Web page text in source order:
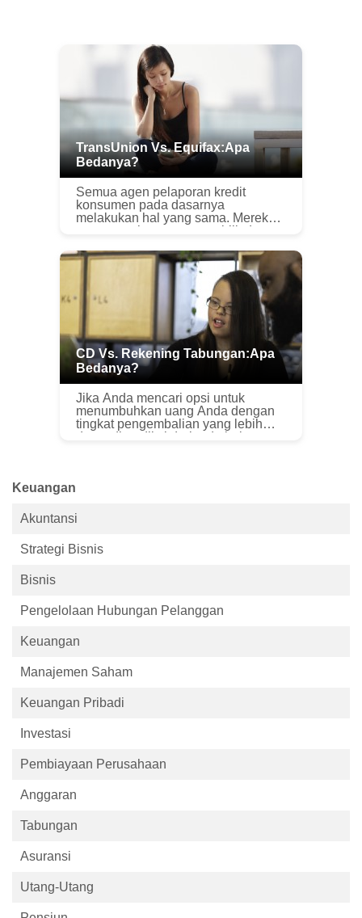
TransUnion Vs. Equifax:Apa
Bedanya?
Semua agen pelaporan kredit
konsumen pada dasarnya
melakukan hal yang sama. Mereka
menggunakan catatan publik dan
laporan kredit dan skor untuk Anda
sehingga pemberi pin...
CD Vs. Rekening Tabungan:Apa
Bedanya?
Jika Anda mencari opsi untuk
menumbuhkan uang Anda dengan
tingkat pengembalian yang lebih
dapat diprediksi daripada beberapa
Keuangan
Akuntansi
Strategi Bisnis
Bisnis
Pengelolaan Hubungan Pelanggan
Keuangan
Manajemen Saham
Keuangan Pribadi
Investasi
Pembiayaan Perusahaan
Anggaran
Tabungan
Asuransi
Utang-Utang